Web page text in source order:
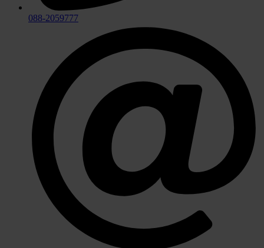
088-2059777